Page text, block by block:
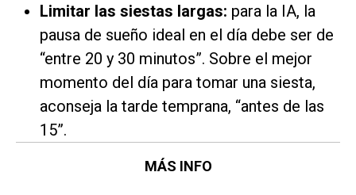
Limitar las siestas largas: para la IA, la
pausa de sueño ideal en el día debe ser de
“entre 20 y 30 minutos”. Sobre el mejor
momento del día para tomar una siesta,
aconseja la tarde temprana, “antes de las
15”.
MÁS INFO